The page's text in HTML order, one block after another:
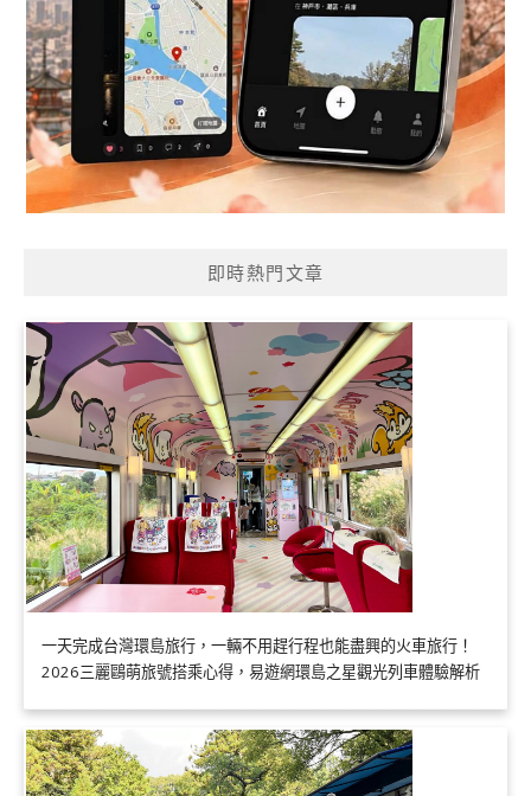
即時熱門文章
一天完成台灣環島旅行，一輛不用趕行程也能盡興的火車旅行！
2026三麗鷗萌旅號搭乘心得，易遊網環島之星觀光列車體驗解析